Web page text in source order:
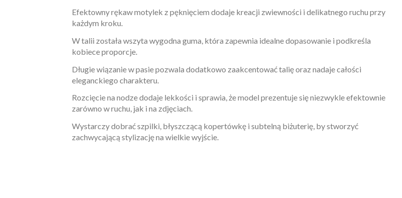
Efektowny rękaw motylek z pęknięciem dodaje kreacji zwiewności i delikatnego ruchu przy
każdym kroku.
W talii została wszyta wygodna guma, która zapewnia idealne dopasowanie i podkreśla
kobiece proporcje.
Długie wiązanie w pasie pozwala dodatkowo zaakcentować talię oraz nadaje całości
eleganckiego charakteru.
Rozcięcie na nodze dodaje lekkości i sprawia, że model prezentuje się niezwykle efektownie
zarówno w ruchu, jak i na zdjęciach.
Wystarczy dobrać szpilki, błyszczącą kopertówkę i subtelną biżuterię, by stworzyć
zachwycającą stylizację na wielkie wyjście.